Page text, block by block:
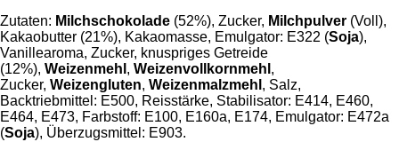
Zutaten: Milchschokolade (52%), Zucker, Milchpulver (Voll),
Kakaobutter (21%), Kakaomasse, Emulgator: E322 (Soja),
Vanillearoma, Zucker, knuspriges Getreide
(12%), Weizenmehl , Weizenvollkornmehl ,
Zucker, Weizengluten, Weizenmalzmehl , Salz,
Backtriebmittel: E500, Reisstärke, Stabilisator: E414, E460,
E464, E473, Farbstoff: E100, E160a, E174, Emulgator: E472a
(Soja), Überzugsmittel: E903.